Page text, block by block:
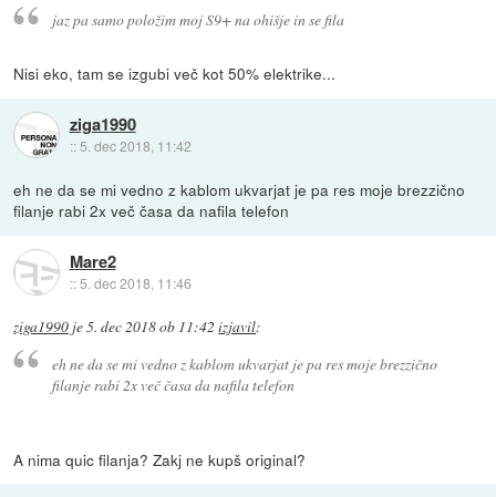
jaz pa samo položim moj S9+ na ohišje in se fila
Nisi eko, tam se izgubi več kot 50% elektrike...
ziga1990
:: 5. dec 2018, 11:42
eh ne da se mi vedno z kablom ukvarjat je pa res moje brezzično
filanje rabi 2x več časa da nafila telefon
Mare2
::5. dec 2018, 11:46
ziga1990 je5. dec 2018 ob 11:42 izjavil:
eh ne da se mi vedno z kablom ukvarjat je pa res moje brezzično
filanje rabi 2x več časa da nafila telefon
A nima quic filanja? Zakj ne kupš original?